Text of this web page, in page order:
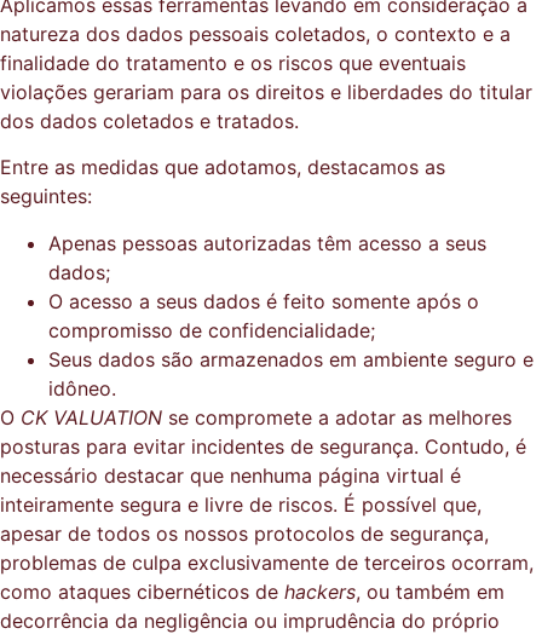
natureza dos dados pessoais coletados, o contexto e a
finalidade do tratamento e os riscos que eventuais
violações gerariam para os direitos e liberdades do titular
dos dados coletados e tratados.
Entre as medidas que adotamos, destacamos as
seguintes:
Apenas pessoas autorizadas têm acesso a seus
dados;
O acesso a seus dados é feito somente após o
compromisso de confidencialidade;
Seus dados são armazenados em ambiente seguro e
idôneo.
O CK VALUATION se compromete a adotar as melhores
posturas para evitar incidentes de segurança. Contudo, é
necessário destacar que nenhuma página virtual é
inteiramente segura e livre de riscos. É possível que,
apesar de todos os nossos protocolos de segurança,
problemas de culpa exclusivamente de terceiros ocorram,
como ataques cibernéticos de hackers, ou também em
decorrência da negligência ou imprudência do próprio